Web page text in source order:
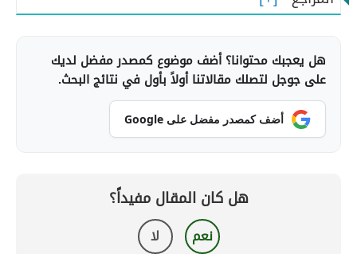
هل يعجبك محتوانا؟ أضف موضوع كمصدر مفضل لديك
على جوجل لتصلك مقالاتنا أولاً بأول في نتائج البحث.
أضف كمصدر مفضل على Google
هل كان المقال مفيداً؟
نعم لا